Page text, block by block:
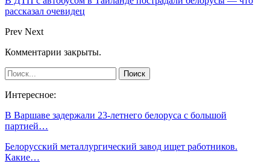
рассказал очевидец
Prev Next
Комментарии закрыты.
Интересное:
В Варшаве задержали 23-летнего белоруса с большой
партией…
Белорусский металлургический завод ищет работников.
Какие…